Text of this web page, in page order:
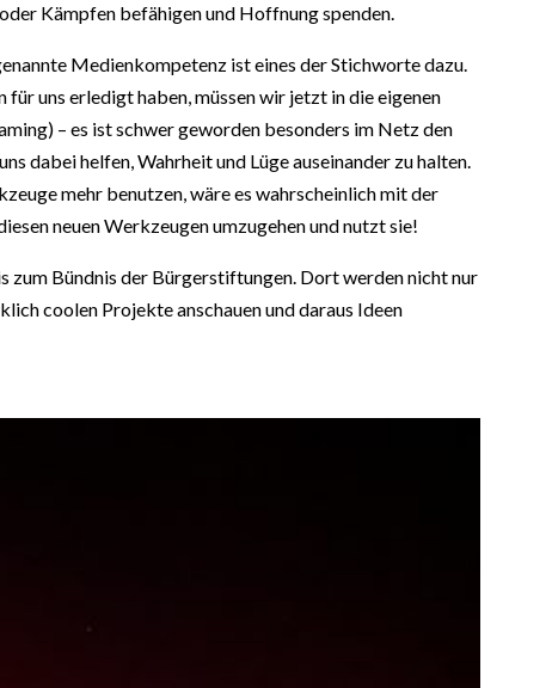
Kämpfen befähigen und Hoffnung spenden.
Medienkompetenz ist eines der Stichworte dazu.
uns erledigt haben, müssen wir jetzt in die eigenen
– es ist schwer geworden besonders im Netz den
dabei helfen, Wahrheit und Lüge auseinander zu halten.
mehr benutzen, wäre es wahrscheinlich mit der
neuen Werkzeugen umzugehen und nutzt sie!
zum Bündnis der Bürgerstiftungen. Dort werden nicht nur
coolen Projekte anschauen und daraus Ideen